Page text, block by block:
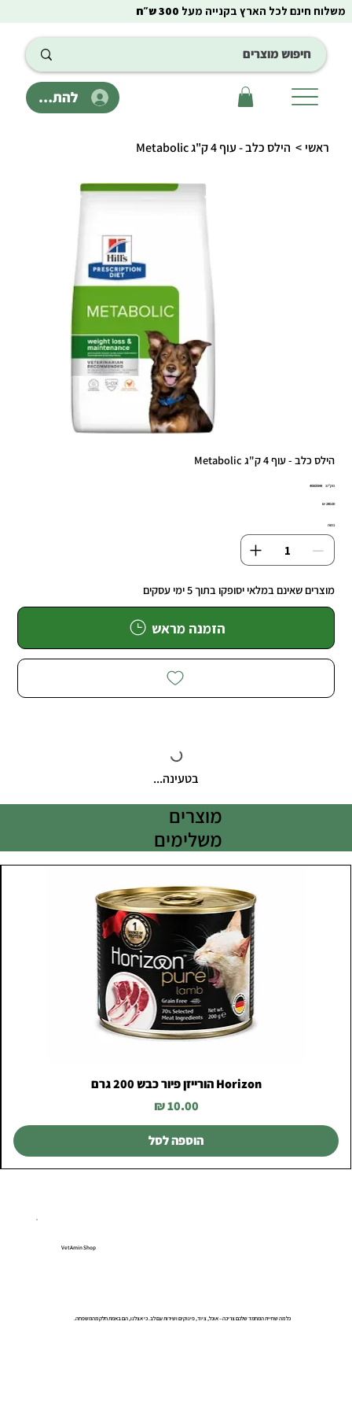
להתחבר
משלוח חינם לכל הארץ בקנייה מעל 300 ש״ח
ראשי > הילס כלב - עוף 4 ק"ג Metabolic
הילס כלב - עוף 4 ק"ג Metabolic
מק"ט:מק"ט
40605944
מחיר‏240.00 ‏₪
כמות
מוצרים שאינם במלאי יסופקו בתוך 5 ימי עסקים
הזמנה מראש
בטעינה...
מוצרים
משלימים
Horizon הורייזן פיור כבש 200 גרם
מחיר
הוספה לסל
VetAmin Shop
כל מה שחיית המחמד שלכם צריכה – אוכל, ציוד, פינוקים ושירות עם לב. כי אצלנו, הם באמת חלק מהמשפחה.